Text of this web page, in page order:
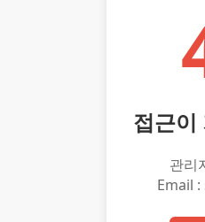
접근이
관리
Email